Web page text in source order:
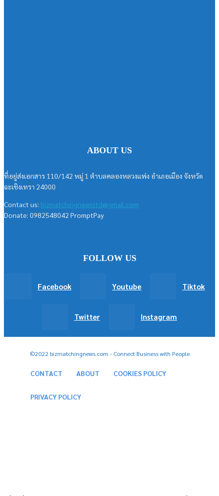
ABOUT US
ที่อยู่ส่งเอกสาร 110/142 หมู่ 1 ตำบลคลองหลวงแพ่ง อำเภอเมือง จังหวัด
ฉะเชิงเทรา 24000
Contact us: bizmatchingnewsltd@gmail.com
Donate: 0982548042 PromptPay
FOLLOW US
Facebook Youtube Tiktok
Twitter Instagram
©2022 bizmatchingnews.com - Connect Business with People
CONTACT ABOUT COOKIES POLICY
PRIVACY POLICY